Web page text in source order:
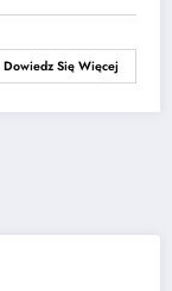
Dowiedz Się Więcej